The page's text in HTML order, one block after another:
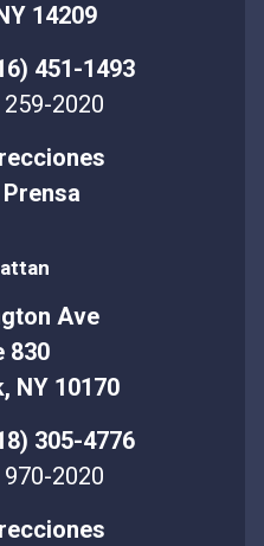
14209
451-1493
259-2020
Ave
830
NY 10170
305-4776
970-2020